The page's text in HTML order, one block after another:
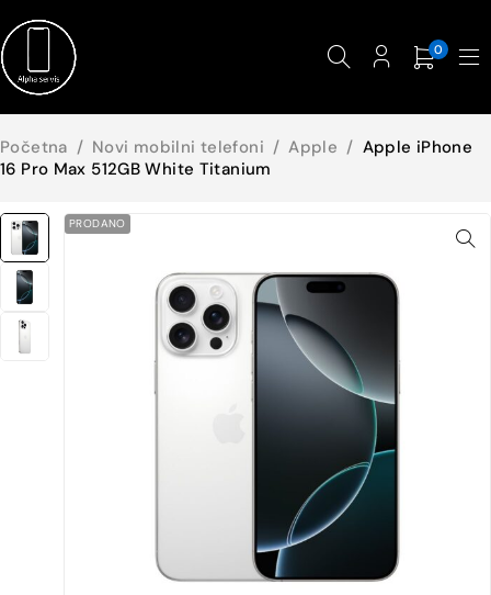
0
Početna / Novi mobilni telefoni / Apple / Apple iPhone
16 Pro Max 512GB White Titanium
PRODANO